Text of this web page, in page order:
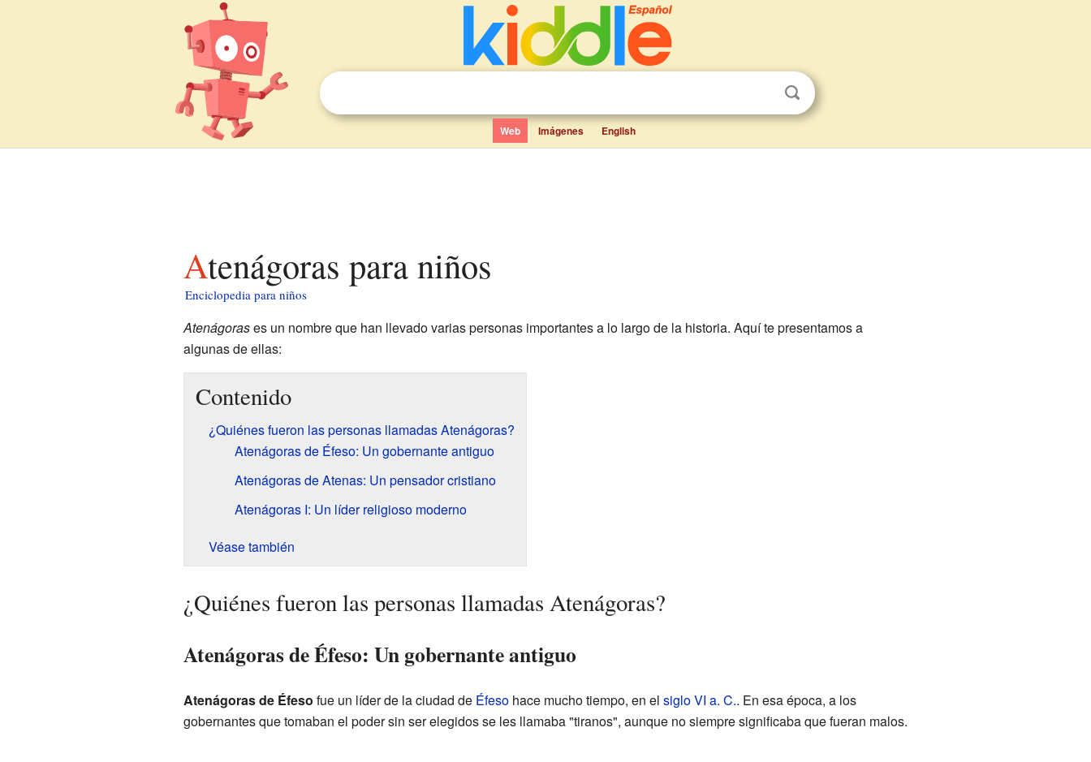
Web Imágenes English
Atenágoras para niños
Enciclopedia para niños
Atenágorases un nombre que han llevado varias personas importantes a lo largo de la historia. Aquí te presentamos a
algunas de ellas:
Contenido
¿Quiénes fueron las personas llamadas Atenágoras?
Atenágoras de Éfeso: Un gobernante antiguo
Atenágoras de Atenas: Un pensador cristiano
Atenágoras I: Un líder religioso moderno
Véase también
¿Quiénes fueron las personas llamadas Atenágoras?
Atenágoras de Éfeso: Un gobernante antiguo
Atenágoras de Éfeso fue un líder de la ciudad de Éfesohace mucho tiempo, en el siglo VI a. C.. En esa época, a los
gobernantes que tomaban el poder sin ser elegidos se les llamaba "tiranos", aunque no siempre significaba que fueran malos.